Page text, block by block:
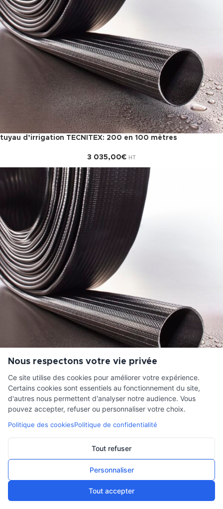
tuyau d’irrigation TECNITEX: 200 en 100 mètres
3 035,00€ HT
tuyau d’irrigation TECNITEX: 250 en 20 mètres
809,00
Nous respectons votre vie privée
Ce site utilise des cookies pour améliorer votre expérience.
Certains cookies sont essentiels au fonctionnement du site,
d'autres nous permettent d'analyser notre audience. Vous
pouvez accepter, refuser ou personnaliser votre choix.
Politique des cookiesPolitique de confidentialité
Tout refuser
Personnaliser
Tout accepter